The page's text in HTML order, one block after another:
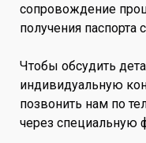
сопровождение
получения паспорта
Чтобы обсудить
индивидуальную
позвонить нам по
через специальную